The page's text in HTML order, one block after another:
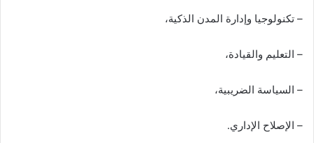
– تكنولوجيا وإدارة المدن الذكية،
– التعليم والقيادة،
– السياسة الضريبية،
– الإصلاح الإداري.